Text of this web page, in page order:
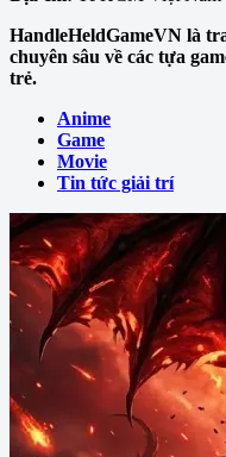
HandleHeldGameVN là
chuyên sâu về các tựa
trẻ.
Anime
Game
Movie
Tin tức giải trí